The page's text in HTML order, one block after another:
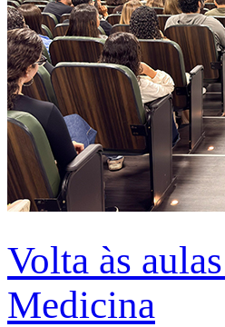
Volta às
Medicina